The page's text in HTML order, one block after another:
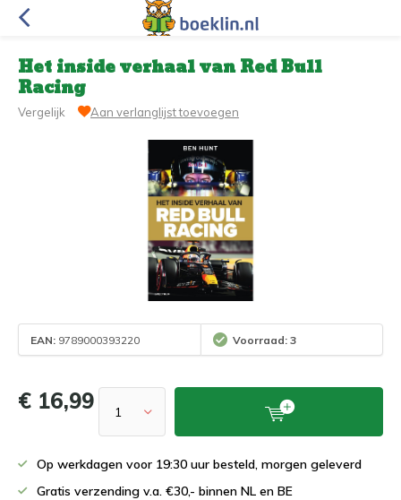
Het inside verhaal van Red Bull
Racing
Vergelijk Aan verlanglijst toevoegen
EAN: 9789000393220 Voorraad: 3
€ 16,99
Op werkdagen voor 19:30 uur besteld, morgen geleverd
Gratis verzending v.a. €30,- binnen NL en BE